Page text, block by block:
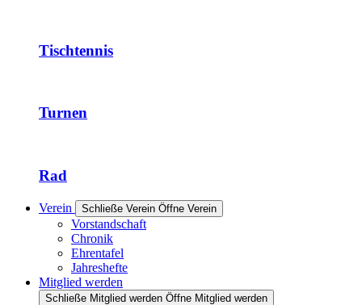
Tischtennis
Turnen
Rad
Verein Schließe Verein Öffne Verein
Vorstandschaft
Chronik
Ehrentafel
Jahreshefte
Mitglied werden
Schließe Mitglied werden Öffne Mitglied werden